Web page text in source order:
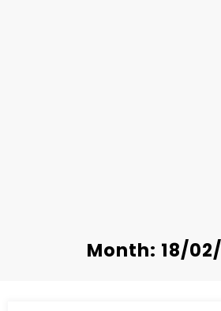
Month: 18/